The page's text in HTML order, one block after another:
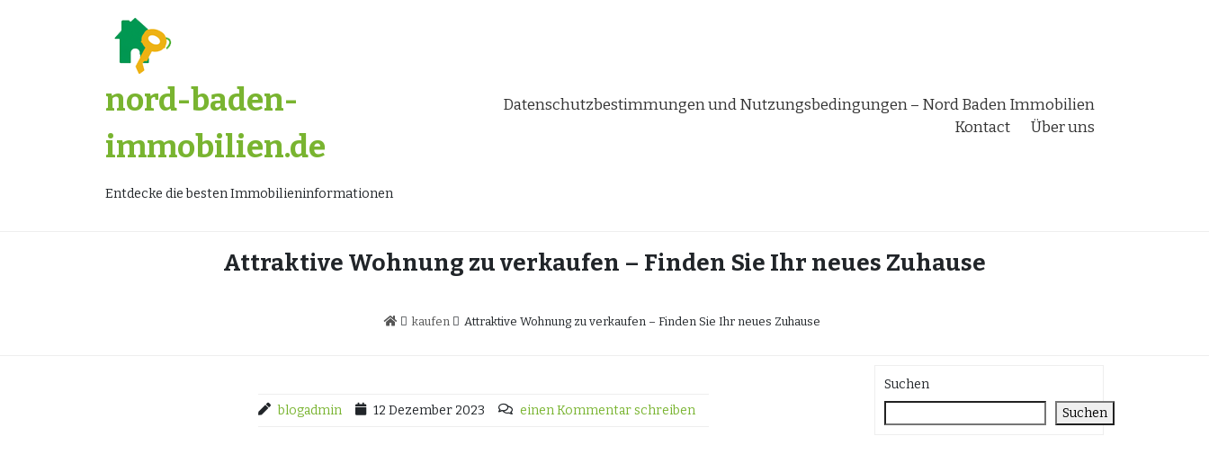
nord-baden-
immobilien.de
Entdecke die besten Immobilieninformationen
Datenschutzbestimmungen und Nutzungsbedingungen – Nord Baden Immobilien
Kontact
Über uns
Attraktive Wohnung zu verkaufen – Finden Sie Ihr neues Zuhause
kaufen Attraktive Wohnung zu verkaufen – Finden Sie Ihr neues Zuhause
blogadmin 12 Dezember 2023 einen Kommentar schreiben
Suchen
Suchen